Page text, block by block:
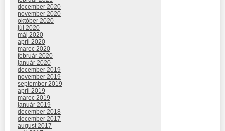
december 2020
november 2020
október 2020
júl 2020
máj 2020
apríl 2020
marec 2020
február 2020
január 2020
december 2019
november 2019
september 2019
apríl 2019
marec 2019
január 2019
december 2018
december 2017
august 2017